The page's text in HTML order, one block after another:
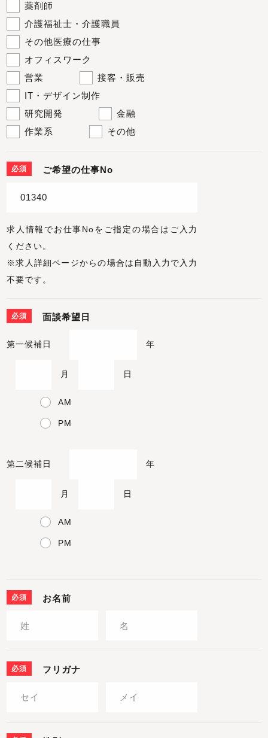
薬剤師
介護福祉士・介護職員
その他医療の仕事
オフィスワーク
営業
接客・販売
IT・デザイン制作
研究開発
金融
作業系
その他
必須 ご希望の仕事No
求人情報でお仕事Noをご指定の場合はご入力
ください。
※求人詳細ページからの場合は自動入力で入力
不要です。
必須 面談希望日
第一候補日 年
月 日
AM
PM
第二候補日 年
月 日
AM
PM
必須 お名前
必須 フリガナ